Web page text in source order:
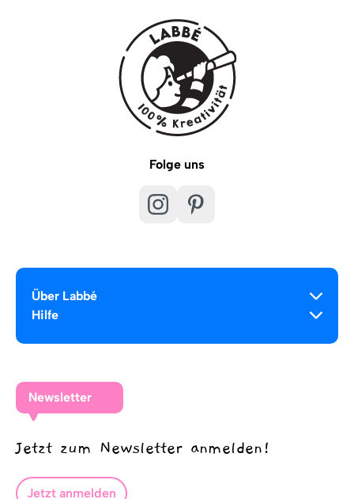
Folge uns
Über Labbé
Hilfe
Newsletter
Jetzt zum Newsletter anmelden!
Jetzt anmelden